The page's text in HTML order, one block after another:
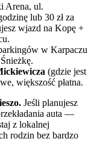
Arena, ul.
lub 30 zł za
wjazd na Kopę +
w Karpaczu
(gdzie jest
większość płatna.
Jeśli planujesz
auta —
z lokalnej
rodzin bez bardzo